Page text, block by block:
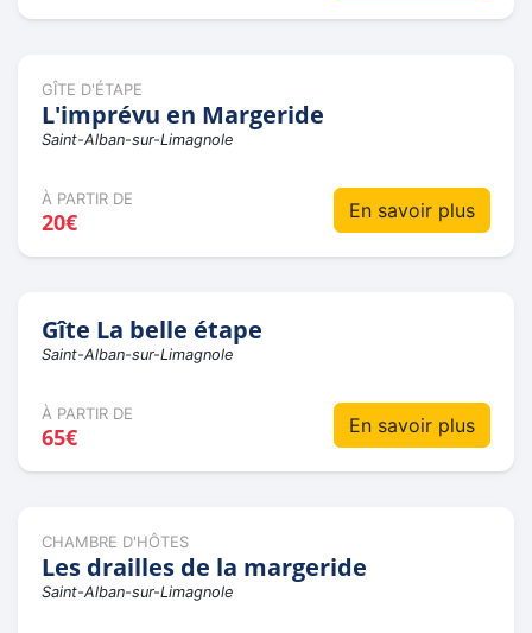
GÎTE D'ÉTAPE
L'imprévu en Margeride
Saint-Alban-sur-Limagnole
À PARTIR DE
20€ En savoir plus
Gîte La belle étape
Saint-Alban-sur-Limagnole
À PARTIR DE
65€ En savoir plus
CHAMBRE D'HÔTES
Les drailles de la margeride
Saint-Alban-sur-Limagnole